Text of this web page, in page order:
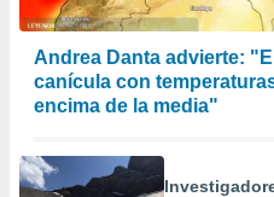
Andrea Danta advierte:
canícula con
encima de la media"